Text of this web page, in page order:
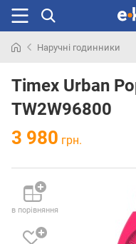
раніше
Наручні годинники
Timex Urban
TW2W96800
3 980 грн.
в порівняння